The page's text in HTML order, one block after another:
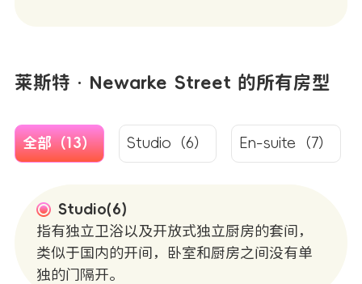
莱斯特 · Newarke Street 的所有房型
全部（13） Studio（6） En-suite（7）
Studio(6)
指有独立卫浴以及开放式独立厨房的套间，
类似于国内的开间，卧室和厨房之间没有单
独的门隔开。